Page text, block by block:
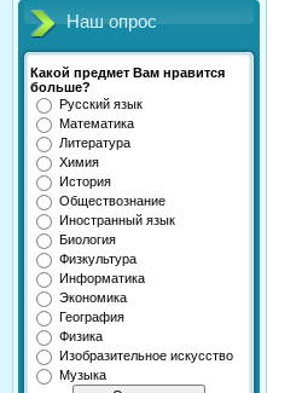
Наш опрос
Какой предмет Вам нравится
больше?
Русский язык
Математика
Литература
Химия
История
Обществознание
Иностранный язык
Биология
Физкультура
Информатика
Экономика
География
Физика
Изобразительное искусство
Музыка